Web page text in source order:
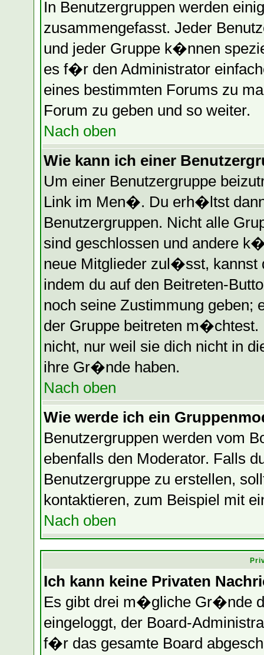
In Benutzergruppen werden
zusammengefasst. Jeder
und jeder Gruppe k�nnen
es f�r den Administrator
eines bestimmten Forums zu
Forum zu geben und so weiter.
Nach oben
Wie kann ich einer
Um einer Benutzergruppe
Link im Men�. Du erh�ltst
Benutzergruppen. Nicht alle
sind geschlossen und andere
neue Mitglieder zul�sst, kannst
indem du auf den Beitreten-
noch seine Zustimmung
der Gruppe beitreten m�chtest.
nicht, nur weil sie dich nicht in
ihre Gr�nde haben.
Nach oben
Wie werde ich ein
Benutzergruppen werden vom
ebenfalls den Moderator. Falls
Benutzergruppe zu erstellen,
kontaktieren, zum Beispiel mit
Nach oben
Ich kann keine Privaten
Es gibt drei m�gliche Gr�nde
eingeloggt, der Board-
f�r das gesamte Board